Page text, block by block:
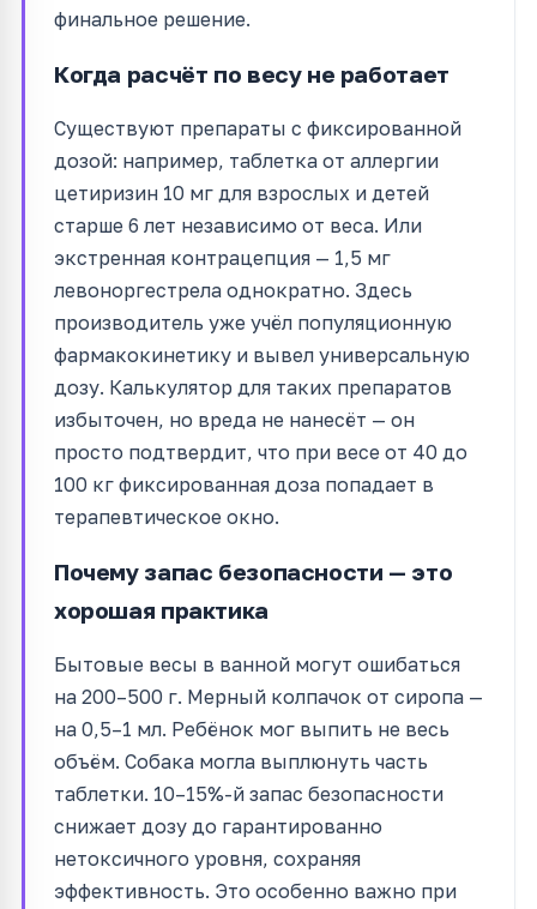
финальное решение.
Когда расчёт по весу не работает
Существуют препараты с фиксированной
дозой: например, таблетка от аллергии
цетиризин 10 мг для взрослых и детей
старше 6 лет независимо от веса. Или
экстренная контрацепция — 1,5 мг
левоноргестрела однократно. Здесь
производитель уже учёл популяционную
фармакокинетику и вывел универсальную
дозу. Калькулятор для таких препаратов
избыточен, но вреда не нанесёт — он
просто подтвердит, что при весе от 40 до
100 кг фиксированная доза попадает в
терапевтическое окно.
Почему запас безопасности — это
хорошая практика
Бытовые весы в ванной могут ошибаться
на 200–500 г. Мерный колпачок от сиропа —
на 0,5–1 мл. Ребёнок мог выпить не весь
объём. Собака могла выплюнуть часть
таблетки. 10–15%-й запас безопасности
снижает дозу до гарантированно
нетоксичного уровня, сохраняя
эффективность. Это особенно важно при